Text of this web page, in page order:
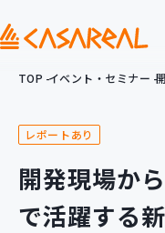
会社情報
サービス
プロダクト開発支援
クラウド導入支援
TOP イベント・セミナー
レポートあり
開発現場か
で活躍する